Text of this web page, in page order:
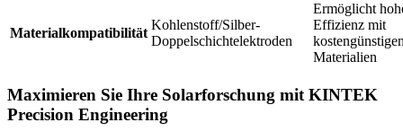
Materialkompatibilität
Kohlenstoff/Silber-
Doppelschichtelektroden
Ermöglicht
Effizienz mit
Materialien
Maximieren Sie Ihre Solarforschung mit KINTEK
Precision Engineering